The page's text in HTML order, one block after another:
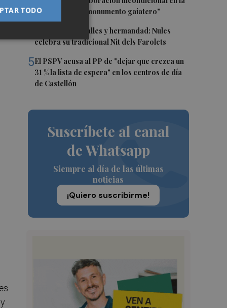
promoción del monumento gaiatero"
Talleres, pasacalles y hermandad: Nules
celebra su tradicional Nit dels Farolets
5El PSPV acusa al PP de "dejar que crezca un
31 % la lista de espera" en los centros de día
de Castellón
Suscríbete al canal
de Whatsapp
Siempre al día de las últimas
noticias
¡Quiero suscribirme!
TODO